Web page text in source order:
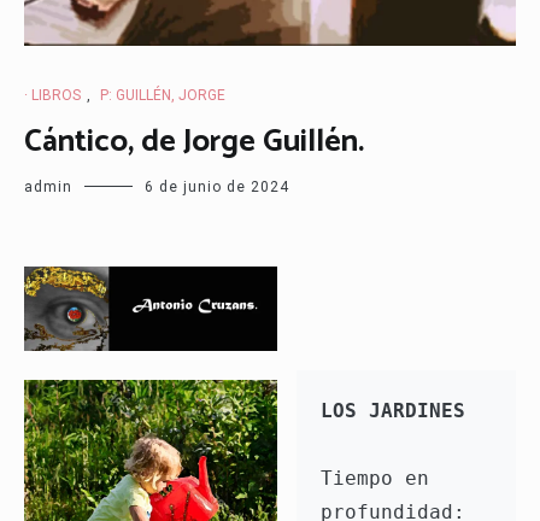
· LIBROS , P: GUILLÉN, JORGE
Cántico, de Jorge Guillén.
admin 6 de junio de 2024
LOS JARDINES
Tiempo en
profundidad: